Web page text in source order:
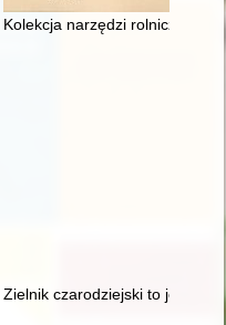
przeszłość od
Kolekcja narzędzi rolniczych
się jęki..." : niemieckie
Zielnik czarodziejski to jest